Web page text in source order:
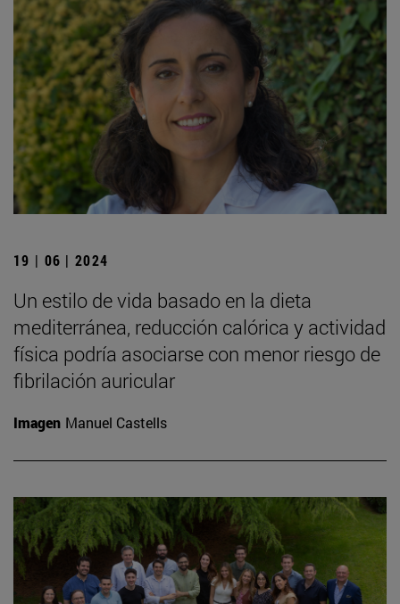
19 | 06 | 2024
Un estilo de vida basado en la dieta
mediterránea, reducción calórica y actividad
física podría asociarse con menor riesgo de
fibrilación auricular
Imagen Manuel Castells